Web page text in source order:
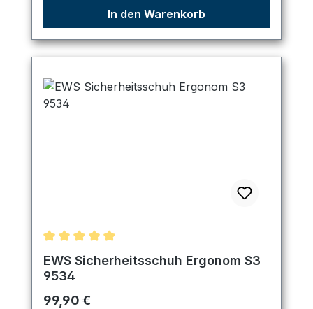
In den Warenkorb
Durchschnittliche Bewertung von 5 von 5 Sternen
EWS Sicherheitsschuh Ergonom S3
9534
Regulärer Preis:
99,90 €